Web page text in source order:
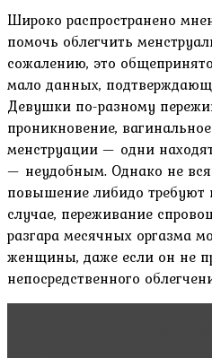
Широко распространено
помочь облегчить
сожалению, это
мало данных,
Девушки по-разному
проникновение,
менструации — одни
— неудобным. Однако не
повышение либидо требуют
случае, переживание
разгара месячных оргазма
женщины, даже если он не
непосредственного